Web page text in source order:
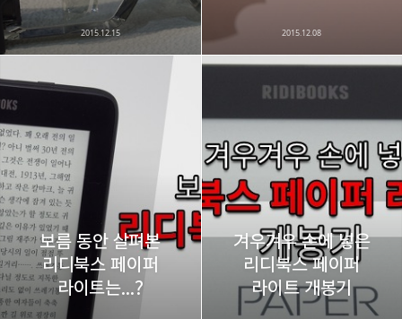
2015.12.15 2015.12.08
보름 동안 살펴본
리디북스 페이퍼
라이트는...?
겨우겨우 손에 넣은
리디북스 페이퍼
라이트 개봉기